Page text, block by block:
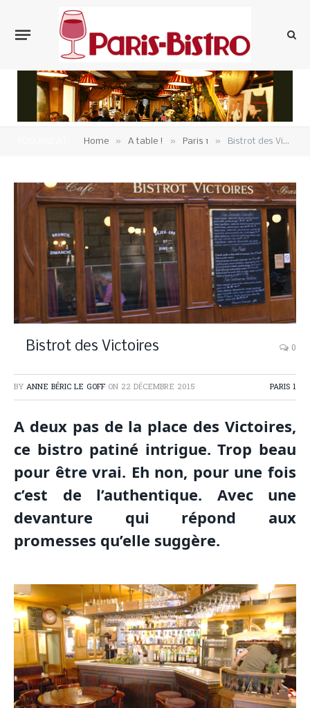
Home » A table ! » Paris 1 » Bistrot des Victoires
Bistrot des Victoires 0
BY ANNE BÉRIC LE GOFF ON 22 DÉCEMBRE 2015 PARIS 1
A deux pas de la place des Victoires,
ce bistro patiné intrigue. Trop beau
pour être vrai. Eh non, pour une fois
c’est de l’authentique. Avec une
devanture qui répond aux
promesses qu’elle suggère.